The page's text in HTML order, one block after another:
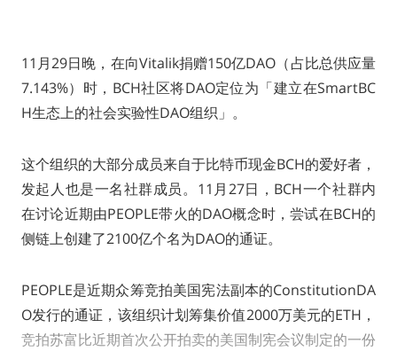
11月29日晚，在向Vitalik捐赠150亿DAO（占比总供应量
7.143%）时，BCH社区将DAO定位为「建立在SmartBC
H生态上的社会实验性DAO组织」。
这个组织的大部分成员来自于比特币现金BCH的爱好者，
发起人也是一名社群成员。11月27日，BCH一个社群内
在讨论近期由PEOPLE带火的DAO概念时，尝试在BCH的
侧链上创建了2100亿个名为DAO的通证。
PEOPLE是近期众筹竞拍美国宪法副本的ConstitutionDA
O发行的通证，该组织计划筹集价值2000万美元的ETH，
竞拍苏富比近期首次公开拍卖的美国制宪会议制定的一份